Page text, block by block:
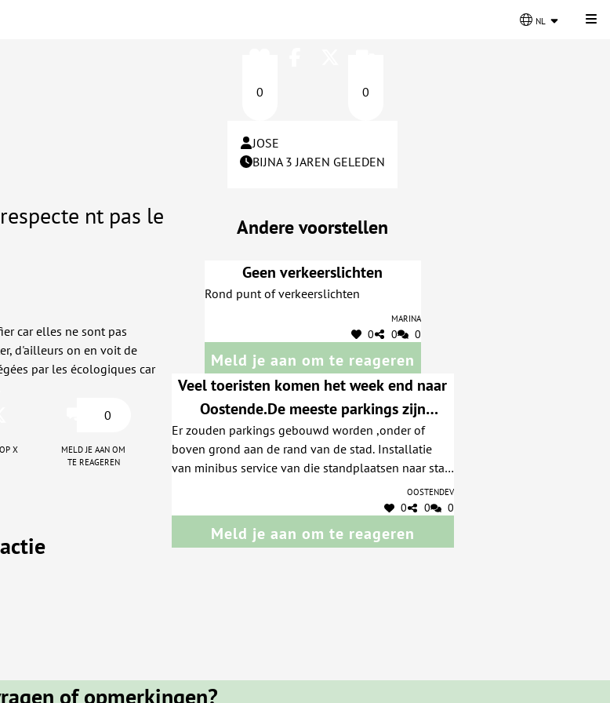
nl
nt pas le
car elles ne sont pas
d'ailleurs on en voit de
par les écologiques car
X
0
Meld je aan om
te reageren
0 0
JOSE
BIJNA 3 JAREN GELEDEN
Andere voorstellen
Geen verkeerslichten
Rond punt of verkeerslichten
Marina
0 0 0
Meld je aan om te reageren
Veel toeristen komen het week end naar
Oostende.De meeste parkings zijn
ondergrond. BOven grond doen de
bezoekers veel moeite en rijden veel
rondjes om parking te vinden. Veel
Er zouden parkings gebouwd worden ,onder of
boven grond aan de rand van de stad. Installatie
van minibus service van die standplaatsen naar stad.
Nu zijn er auto's die 5 à 6 rondes rijden om een
plaats te vinden. De Vindictivelaan, de kaai,de Van
Iseghemlaan zijn daardoor de meeste gereden
wegen in stad. De inwoners hebben daardoor weinig
Oostendev
0 0 0
Meld je aan om te reageren
of opmerkingen?